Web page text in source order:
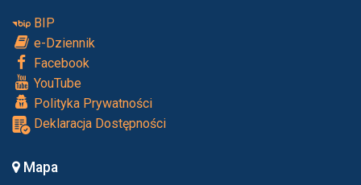
BIP
e-Dziennik
Facebook
YouTube
Polityka Prywatności
Deklaracja Dostępności
Mapa